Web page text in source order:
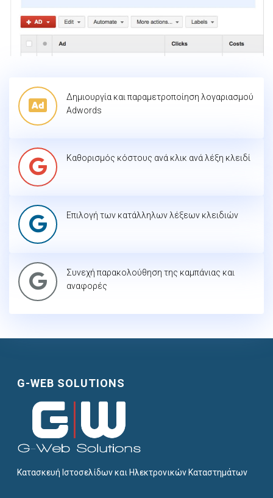
Δημιουργία και παραμετροποίηση λογαριασμού
Adwords
Καθορισμός κόστους ανά κλικ ανά λέξη κλειδί
Επιλογή των κατάλληλων λέξεων κλειδιών
Συνεχή παρακολούθηση της καμπάνιας και
αναφορές
G-WEB SOLUTIONS
Κατασκευή Ιστοσελίδων και Ηλεκτρονικών Καταστημάτων